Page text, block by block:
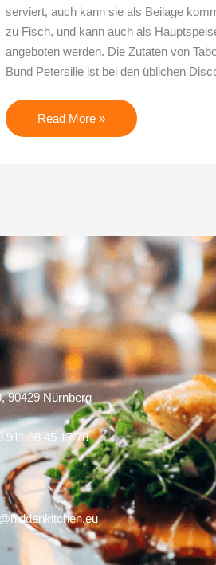
serviert, auch kann sie als Beilage
zu Fisch, und kann auch als
angeboten werden. Die Zutaten von
Bund Petersilie ist bei den üblichen
Read More »
90429 Nürnberg
911 38 45 17 78